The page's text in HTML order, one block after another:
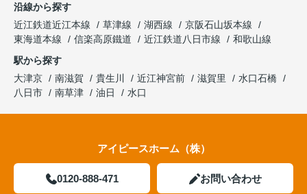
沿線から探す
近江鉄道近江本線
草津線 湖西線
京阪石山坂本線
東海道本線
信楽高原鐵道 近江鉄道八日市線
和歌山線
駅から探す
大津京
南滋賀 貴生川 近江神宮前 滋賀里
水口石橋
八日市
南草津 油日 水口
アイピースホーム（株）
0120-888-471 お問い合わせ